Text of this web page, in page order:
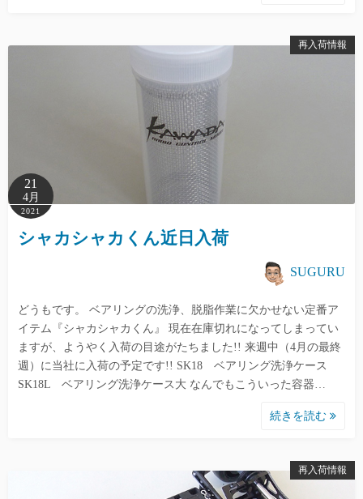
再入荷情報
21
4月
2021
シャカシャカくん近日入荷
SUGURU
どうもです。 ベアリングの洗浄、脱脂作業に欠かせない定番ア
イテム『シャカシャカくん』 現在在庫切れになってしまってい
ますが、ようやく入荷の目途がたちました!! 来週中（4月の最終
週）に当社に入荷の予定です!! SK18 ベアリング洗浄ケース
SK18L ベアリング洗浄ケース大 なんでもこういった容器…
続きを読む
再入荷情報